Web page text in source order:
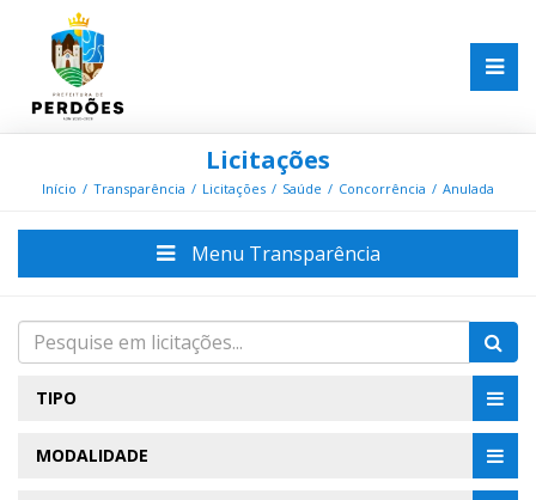
Licitações
Início Transparência Licitações Saúde Concorrência Anulada
Menu Transparência
TIPO
MODALIDADE